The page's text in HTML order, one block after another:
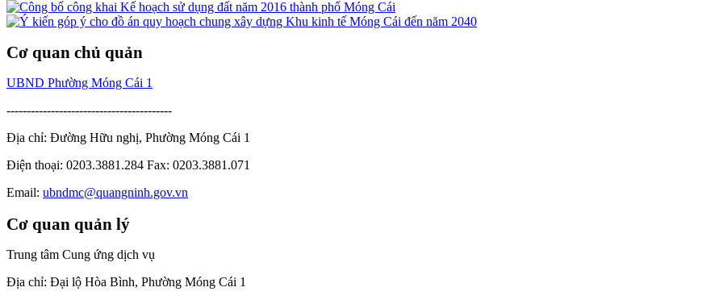
Cơ quan chủ quản
UBND Phường Móng Cái 1
-----------------------------------------
Địa chỉ: Đường Hữu nghị, Phường Móng Cái 1
Điện thoại: 0203.3881.284 Fax: 0203.3881.071
Email: ubndmc@quangninh.gov.vn
Cơ quan quản lý
Trung tâm Cung ứng dịch vụ
Địa chỉ: Đại lộ Hòa Bình, Phường Móng Cái 1